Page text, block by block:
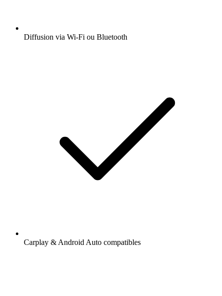
Diffusion via Wi-Fi ou Bluetooth
Carplay & Android Auto compatibles